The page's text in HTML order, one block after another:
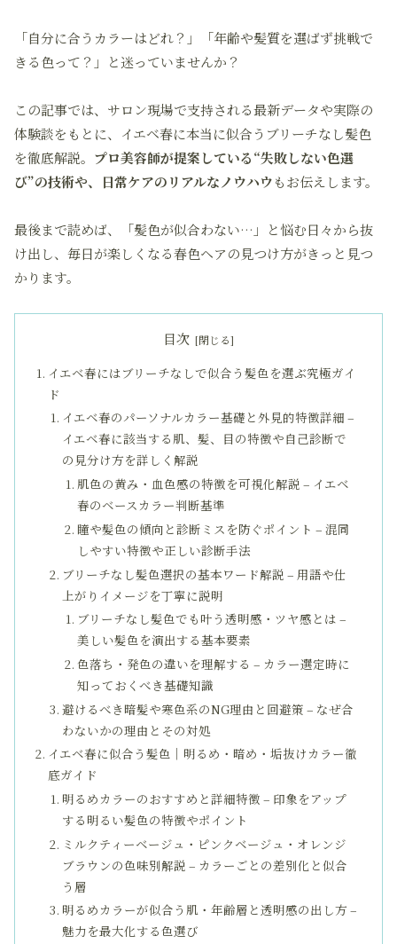
「自分に合うカラーはどれ？」「年齢や髪質を選ばず挑戦で
きる色って？」と迷っていませんか？
この記事では、サロン現場で支持される最新データや実際の
体験談をもとに、イエベ春に本当に似合うブリーチなし髪色
を徹底解説。 プロ美容師が提案している“失敗しない色選
び”の技術や、日常ケアのリアルなノウハウもお伝えします。
最後まで読めば、「髪色が似合わない…」と悩む日々から抜
け出し、毎日が楽しくなる春色ヘアの見つけ方がきっと見つ
かります。
目次
イエベ春にはブリーチなしで似合う髪色を選ぶ究極ガイ
ド
イエベ春のパーソナルカラー基礎と外見的特徴詳細 –
イエベ春に該当する肌、髪、目の特徴や自己診断で
の見分け方を詳しく解説
肌色の黄み・血色感の特徴を可視化解説 – イエベ
春のベースカラー判断基準
瞳や髪色の傾向と診断ミスを防ぐポイント – 混同
しやすい特徴や正しい診断手法
ブリーチなし髪色選択の基本ワード解説 – 用語や仕
上がりイメージを丁寧に説明
ブリーチなし髪色でも叶う透明感・ツヤ感とは –
美しい髪色を演出する基本要素
色落ち・発色の違いを理解する – カラー選定時に
知っておくべき基礎知識
避けるべき暗髪や寒色系のNG理由と回避策 – なぜ合
わないかの理由とその対処
イエベ春に似合う髪色｜明るめ・暗め・垢抜けカラー徹
底ガイド
明るめカラーのおすすめと詳細特徴 – 印象をアップ
する明るい髪色の特徴やポイント
ミルクティーベージュ・ピンクベージュ・オレンジ
ブラウンの色味別解説 – カラーごとの差別化と似合
う層
明るめカラーが似合う肌・年齢層と透明感の出し方 –
魅力を最大化する色選び